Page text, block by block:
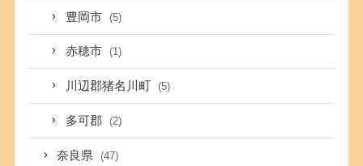
豊岡市 (5)
赤穂市 (1)
川辺郡猪名川町 (5)
多可郡 (2)
奈良県 (47)